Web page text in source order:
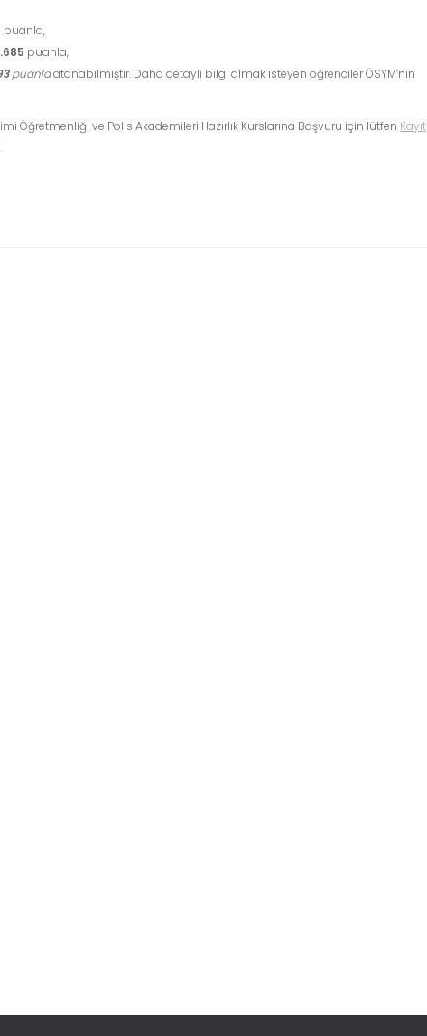
puanla,
puanla,
puanlaatanabilmiştir. Daha detaylı bilgi almak isteyen öğrenciler ÖSYM’nin
Öğretmenliği ve Polis Akademileri Hazırlık Kurslarına Başvuru için lütfen Kayıt